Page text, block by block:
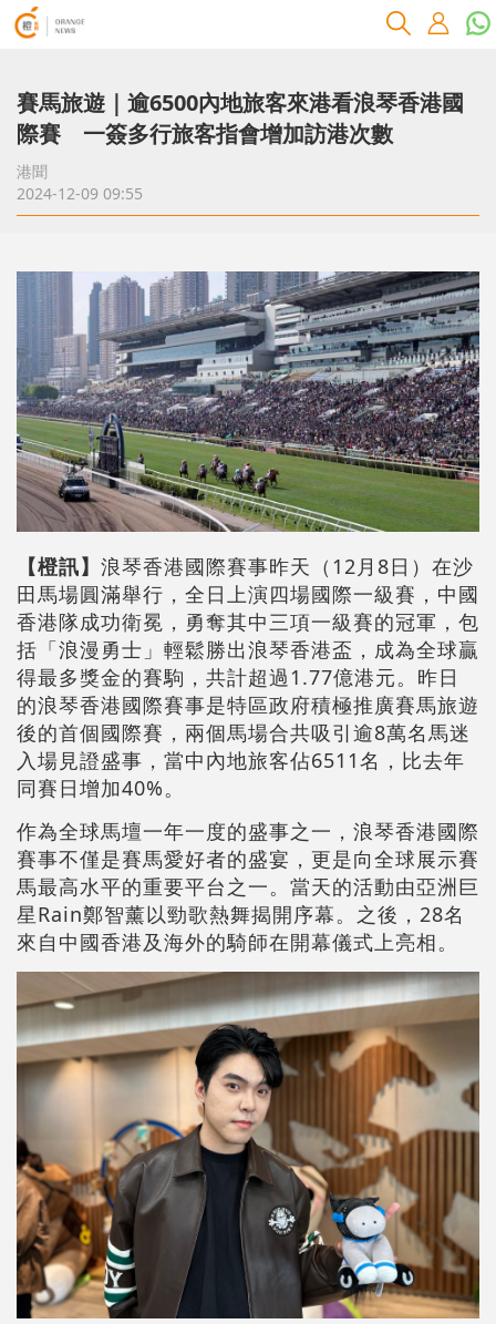
賽馬旅遊｜逾6500內地旅客來港看浪琴香港國
際賽 一簽多行旅客指會增加訪港次數
港聞
2024-12-09 09:55
【橙訊】 浪琴香港國際賽事昨天（12月8日）在沙
田馬場圓滿舉行，全日上演四場國際一級賽，中國
香港隊成功衛冕，勇奪其中三項一級賽的冠軍，包
括「浪漫勇士」輕鬆勝出浪琴香港盃，成為全球贏
得最多獎金的賽駒，共計超過1.77億港元。昨日
的浪琴香港國際賽事是特區政府積極推廣賽馬旅遊
後的首個國際賽，兩個馬場合共吸引逾8萬名馬迷
入場見證盛事，當中內地旅客佔6511名，比去年
同賽日增加40%。
作為全球馬壇一年一度的盛事之一，浪琴香港國際
賽事不僅是賽馬愛好者的盛宴，更是向全球展示賽
馬最高水平的重要平台之一。當天的活動由亞洲巨
星Rain鄭智薰以勁歌熱舞揭開序幕。之後，28名
來自中國香港及海外的騎師在開幕儀式上亮相。